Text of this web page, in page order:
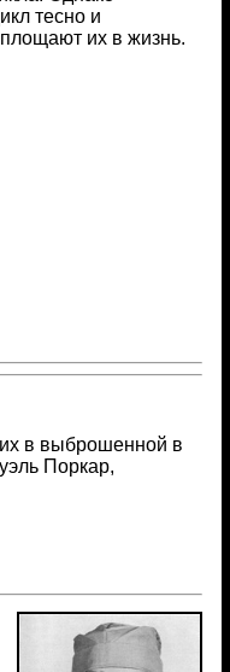
тесно и
их в жизнь.
в выброшенной в
Поркар,